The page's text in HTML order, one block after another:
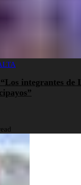
integrantes de